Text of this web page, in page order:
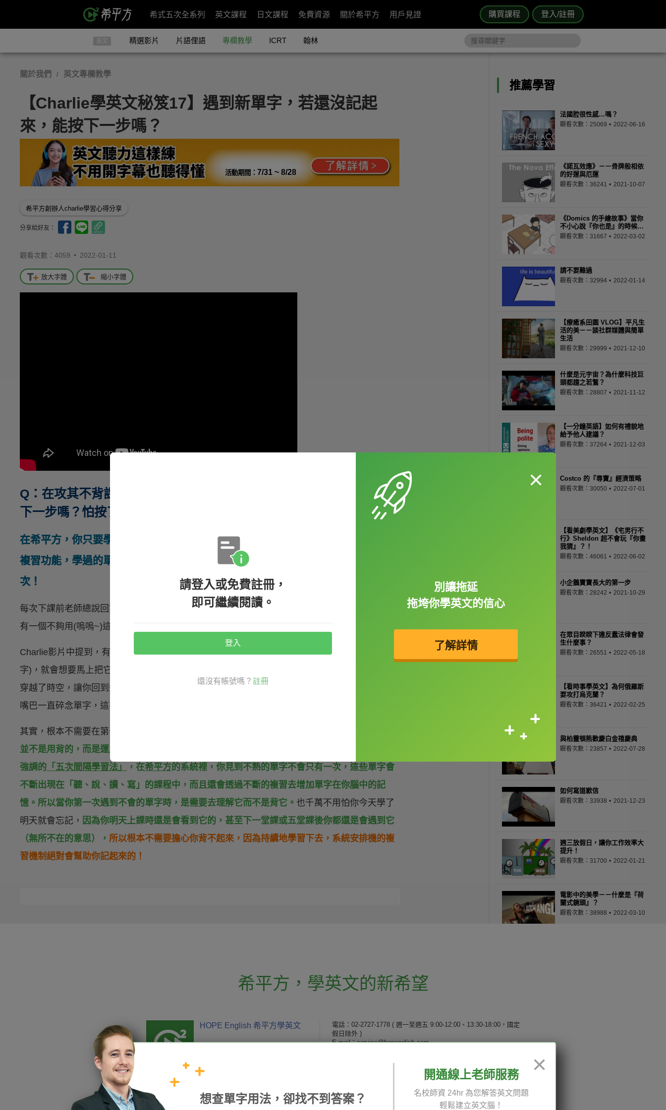
購買課程 登入/註冊
希式五次全系列 英文課程 日文課程 免費資源 關於希平方 用戶見證
英文 精選影片 片語俚語 專欄教學 ICRT 翰林
關於我們 / 英文專欄教學
【Charlie學英文秘笈17】遇到新單字，若還沒記起
來，能按下一步嗎？
活動期間： 7/31 ~ 8/28
希平方創辦人charlie學習心得分享
分享給好友：
觀看次數：4059 • 2022-01-11
放大字體 縮小字體
Q：在攻其不背課程中，有時新單字還不熟悉感覺沒記起來，可以按
下一步嗎？怕按了就不能再學習了！
在希平方，你只要學習過了，就勇敢前進繼續累積學習量吧！因為，系統有強大的
複習功能，學過的單字不會消失，這些單字片語還會再回頭來找你，而且會有四
次！
每次下課前老師總說回家要背今天教的單字，下次上課要考，雖然可能只有10~20個，但頭腦只
有一個不夠用(嗚嗚~)這篇文章就是要告訴你，如何克服這件事！
Charlie影片中提到，有一些新生在使用希平方系統上課時，只要學習到過去沒看過新單字(生
字)，就會想要馬上把它背下來，創辦人要告訴你：這是錯誤的作法！如果你堅持這樣做，其實是
穿越了時空，讓你回到過去拿教科書猛背單字的樣子，甚至還會抄成單字卡，在通勤時候狂看，
嘴巴一直碎念單字，這不會是你想要的學習方法！
其實，根本不需要在第一階段（剛看到不會的單字時）就強迫自己要把它背熟！！
並不是用背的，而是運用複習的力量，在複習的過程中讓單字直接存在腦中，也就是希平方一再
強調的 「五次間隔學習法」 ， 在希平方的系統裡，你見到不熟的單字不會只有一次，這些單字會
不斷出現在「聽、說、讀、寫」的課程中，而且還會透過不斷的複習去增加單字在你腦中的記
憶。所以當你第一次遇到不會的單字時，是需要去理解它而不是背它。 也千萬不用怕你今天學了
明天就會忘記， 因為你明天上課時還是會看到它的，甚至下一堂課或五堂課後你都還是會遇到它
（無所不在的意思）， 所以根本不需要擔心你背不起來，因為持續地學習下去，系統安排機的複
習機制絕對會幫助你記起來的！
推薦學習
法國腔很性感…嗎？
觀看次數：25069 2022-06-16
《諾瓦效應》－－骨牌般相依
的好運與厄運
觀看次數：36241 2021-10-07
《Domics 的手繪故事》當你
不小心說『你也是』的時候…
觀看次數：31667 2022-03-02
請不要難過
觀看次數：32994 2022-01-14
【療癒系田園 VLOG】平凡生
活的美－－談社群媒體與簡單
生活
觀看次數：29999 2021-12-10
什麼是元宇宙？為什麼科技巨
頭都趨之若鶩？
觀看次數：28807 2021-11-12
【一分鐘英語】如何有禮貌地
給予他人建議？
觀看次數：37264 2021-12-03
Costco 的『尋寶』經濟策略
觀看次數：30050 2022-07-01
【看美劇學英文】《宅男行不
行》Sheldon 超不會玩『你畫
我猜』？！
觀看次數：46061 2022-06-02
小企鵝寶寶長大的第一步
觀看次數：28242 2021-10-29
在眾目睽睽下違反蠢法律會發
生什麼事？
觀看次數：26551 2022-05-18
【看時事學英文】為何俄羅斯
要攻打烏克蘭？
觀看次數：36421 2022-02-25
與柏靈頓熊歡慶白金禧慶典
觀看次數：23857 2022-07-28
如何寫道歉信
觀看次數：33938 2021-12-23
週三放假日，讓你工作效率大
提升！
觀看次數：31700 2022-01-21
電影中的美學－－什麼是『荷
蘭式鏡頭』？
觀看次數：38988 2022-03-10
希平方 ， 學英文的新希望
HOPE English 希平方學英文 電話：02-2727-1778 ( 週一至週五 9:00-12:00、13:30-18:00，國定
假日除外 )
E-mail：service@hopenglish.com
精選影片
每日片語
說明與導覽
×
想查單字用法，卻找不到答案？
開通線上老師服務
名校師資 24hr 為您解答英文問題
輕鬆建立英文腦！
×
請登入或免費註冊，
即可繼續閱讀。
登入
還沒有帳號嗎？ 註冊
別讓拖延
拖垮你學英文的信心
了解詳情